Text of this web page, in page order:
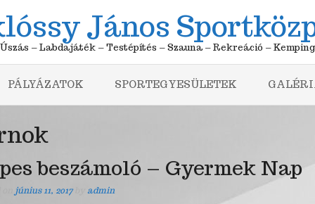
János
Úszás – Labdajáték – Testépítés – Szauna – Rekreáció – Kemping
PÁLYÁZATOK SPORTEGYESÜLETEK
beszámoló – Gyermek Nap
június 11, 2017by admin